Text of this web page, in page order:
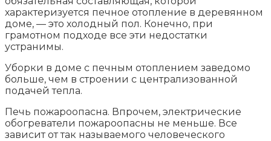
характеризуется печное отопление в деревянном
доме, — это холодный пол. Конечно, при
грамотном подходе все эти недостатки
устранимы.
Уборки в доме с печным отоплением заведомо
больше, чем в строении с централизованной
подачей тепла.
Печь пожароопасна. Впрочем, электрические
обогреватели пожароопасны не меньше. Все
зависит от так называемого человеческого